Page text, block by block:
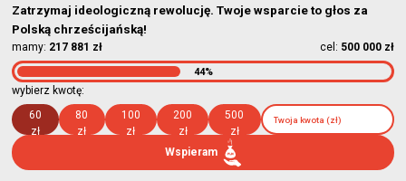
Zatrzymaj ideologiczną rewolucję. Twoje wsparcie to głos za
Polską chrześcijańską!
mamy: 217 881 zł cel: 500 000 zł
44%
wybierz kwotę:
60
zł
80
zł
100
zł
200
zł
500
zł
Wspieram